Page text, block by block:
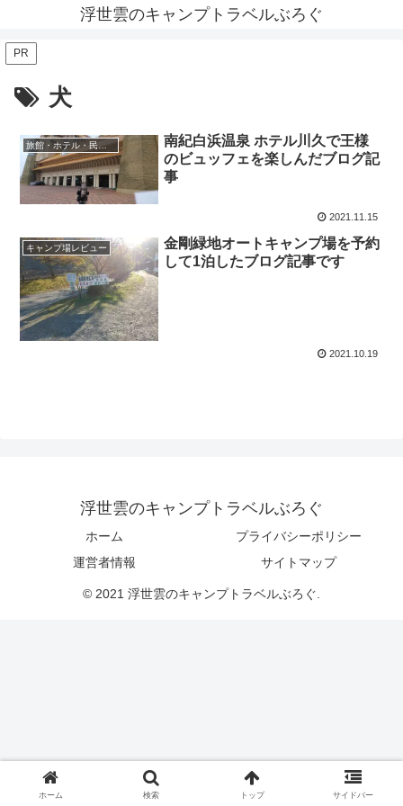
浮世雲のキャンプトラベルぶろぐ
PR
犬
旅館・ホテル・民宿レビュー
南紀白浜温泉 ホテル川久で王様
のビュッフェを楽しんだブログ記
事
2021.11.15
キャンプ場レビュー
金剛緑地オートキャンプ場を予約
して1泊したブログ記事です
2021.10.19
浮世雲のキャンプトラベルぶろぐ
ホーム
プライバシーポリシー
運営者情報
サイトマップ
© 2021 浮世雲のキャンプトラベルぶろぐ.
ホーム 検索 トップ サイドバー